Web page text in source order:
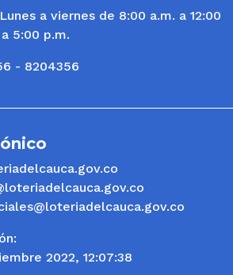
a viernes de 8:00 a.m. a 12:00
5:00 p.m.
- 8204356
2022, 12:07:38